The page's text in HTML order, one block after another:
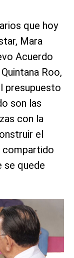
que hoy
Mara
Acuerdo
Roo,
presupuesto
son las
con la
el
compartido
se quede